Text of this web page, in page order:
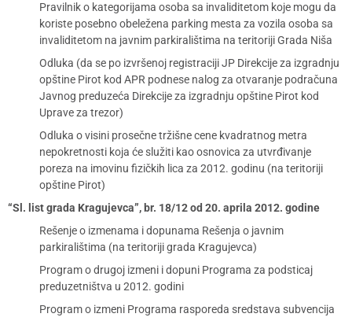
Pravilnik o kategorijama osoba sa invaliditetom koje mogu da
koriste posebno obeležena parking mesta za vozila osoba sa
invaliditetom na javnim parkiralištima na teritoriji Grada Niša
Odluka (da se po izvršenoj registraciji JP Direkcije za izgradnju
opštine Pirot kod APR podnese nalog za otvaranje podračuna
Javnog preduzeća Direkcije za izgradnju opštine Pirot kod
Uprave za trezor)
Odluka o visini prosečne tržišne cene kvadratnog metra
nepokretnosti koja će služiti kao osnovica za utvrđivanje
poreza na imovinu fizičkih lica za 2012. godinu (na teritoriji
opštine Pirot)
“Sl. list grada Kragujevca”, br. 18/12 od 20. aprila 2012. godine
Rešenje o izmenama i dopunama Rešenja o javnim
parkiralištima (na teritoriji grada Kragujevca)
Program o drugoj izmeni i dopuni Programa za podsticaj
preduzetništva u 2012. godini
Program o izmeni Programa rasporeda sredstava subvencija